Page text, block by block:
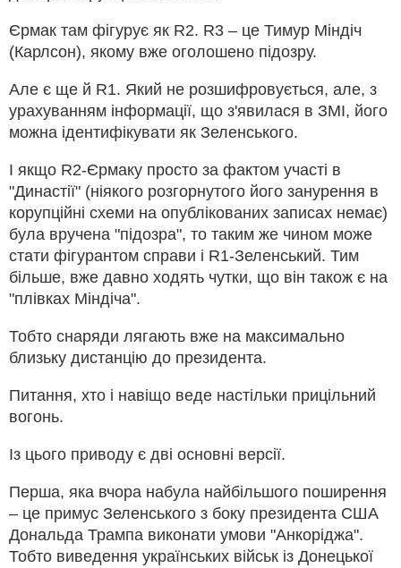
Єрмак там фігурує як R2. R3 – це Тимур Міндіч
(Карлсон), якому вже оголошено підозру.
Але є ще й R1. Який не розшифровується, але, з
урахуванням інформації, що з'явилася в ЗМІ, його
можна ідентифікувати як Зеленського.
І якщо R2-Єрмаку просто за фактом участі в
"Династії" (ніякого розгорнутого його занурення в
корупційні схеми на опублікованих записах немає)
була вручена "підозра", то таким же чином може
стати фігурантом справи і R1-Зеленський. Тим
більше, вже давно ходять чутки, що він також є на
"плівках Міндіча".
Тобто снаряди лягають вже на максимально
близьку дистанцію до президента.
Питання, хто і навіщо веде настільки прицільний
вогонь.
Із цього приводу є дві основні версії.
Перша, яка вчора набула найбільшого поширення
– це примус Зеленського з боку президента США
Дональда Трампа виконати умови "Анкоріджа".
Тобто виведення українських військ із Донецької